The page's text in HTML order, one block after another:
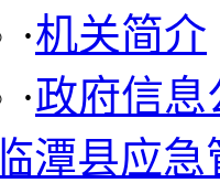
·机关简介
·政府信息
潭县应急